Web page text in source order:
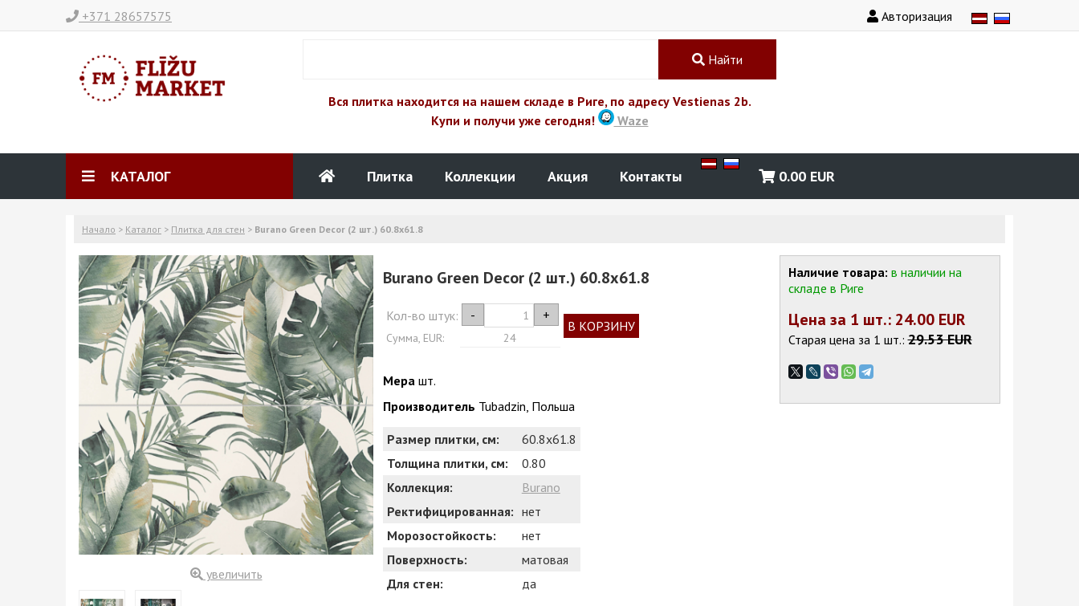
Авторизация
+371 28657575
Найти
Вся плитка находится на нашем складе в Риге, по адресу Vestienas 2b.
Купи и получи уже сегодня!
Waze
КАТАЛОГ Плитка Коллекции Акция Контакты 0.00EUR
Начало > Каталог > Плитка для стен > Burano Green Decor (2 шт.) 60.8x61.8
увеличить
Burano Green Decor (2 шт.) 60.8x61.8
Кол-во штук: - +
Сумма, EUR: 24
В КОРЗИНУ
Мера шт.
Производитель Tubadzin, Польша
Размер плитки, см:
60.8x61.8
Толщина плитки, см:
0.80
Коллекция:
Burano
Ректифицированная: нет
Морозостойкость:
нет
Поверхность:
матовая
Для стен:
да
Наличие товара: в наличии на
складе в Риге
Цена за 1 шт.: 24.00 EUR
Старая цена за 1 шт.:29.53 EUR